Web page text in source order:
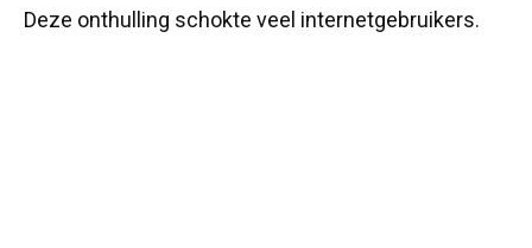
Deze onthulling schokte veel internetgebruikers.